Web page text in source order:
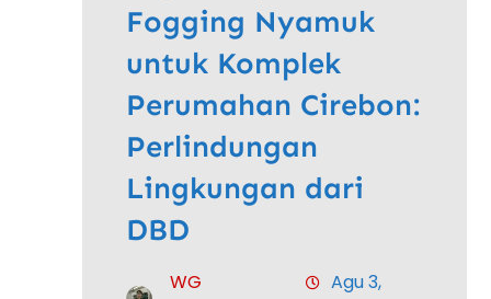
Fogging Nyamuk
untuk Komplek
Perumahan Cirebon:
Perlindungan
Lingkungan dari
DBD
WG
Agu 3,